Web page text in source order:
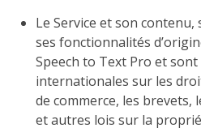
Le Service et son
ses fonctionnalités
Speech to Text Pro et
internationales sur les
de commerce, les brevets,
et autres lois sur la